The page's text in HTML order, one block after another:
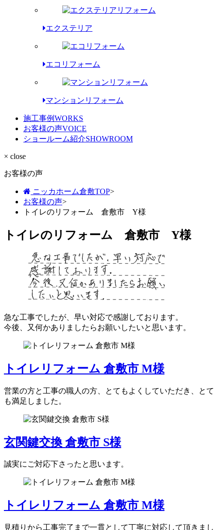
エクステリア
エコリフォーム
マンションリフォーム
施工事例WORKS
お客様の声VOICE
ショールーム紹介SHOWROOM
× close
お客様の声
ニッカホーム倉敷TOP>
お客様の声>
トイレのリフォーム 倉敷市 Y様
トイレのリフォーム 倉敷市 Y様
急な工事でしたが、早い対応で感謝しております。
今後、又何かありましたらお願いしたいと思います。
トイレリフォーム 倉敷市 M様
営業の方と工事の職人の方、とてもよくしていただき、とて
も満足しました。
玄関鍵交換 倉敷市 S様
誠実にご対応下さったと思います。
トイレリフォーム 倉敷市 M様
見積りから工事完了まで一貫として丁寧に対応して頂きまし